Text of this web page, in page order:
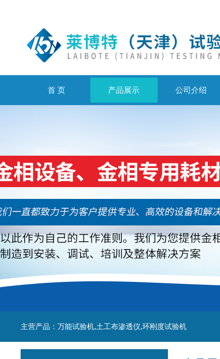
首 页 产品展示 公司介绍
主营产品：万能试验机,土工布渗透仪,环刚度试验机